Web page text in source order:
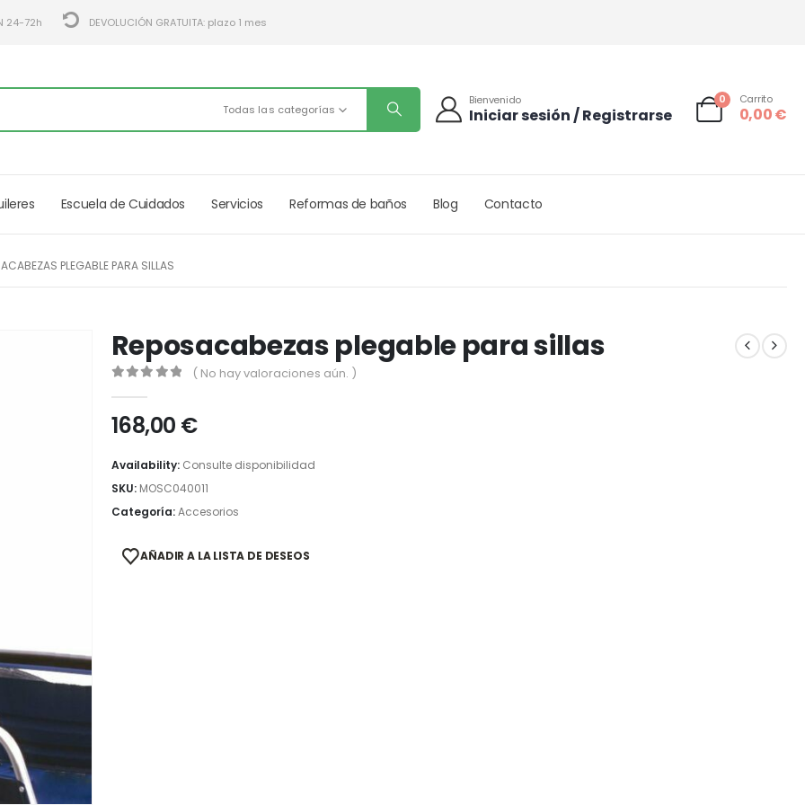
24-72h DEVOLUCIÓN GRATUITA: plazo 1 mes
Todas las categorías
Bienvenido
Iniciar sesión / Registrarse
0 Carrito
0,00€
Escuela de Cuidados Servicios Reformas de baños Blog Contacto
PLEGABLE PARA SILLAS
Reposacabezas plegable para sillas
( No hay valoraciones aún. )
168,00 €
Availability: Consulte disponibilidad
SKU: MOSC040011
Categoría:Accesorios
AÑADIR A LA LISTA DE DESEOS